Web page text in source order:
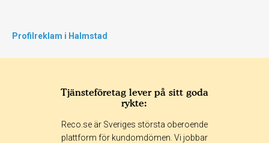
Profilreklam i Halmstad
Tjänsteföretag lever på sitt goda
rykte:
Reco.se är Sveriges största oberoende
plattform för kundomdömen. Vi jobbar